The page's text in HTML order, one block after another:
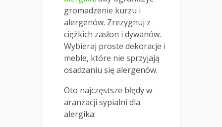
gromadzenie kurzu i
alergenów. Zrezygnuj z
ciężkich zasłon i dywanów.
Wybieraj proste dekoracje i
meble, które nie sprzyjają
osadzaniu się alergenów.
Oto najczęstsze błędy w
aranżacji sypialni dla
alergika: